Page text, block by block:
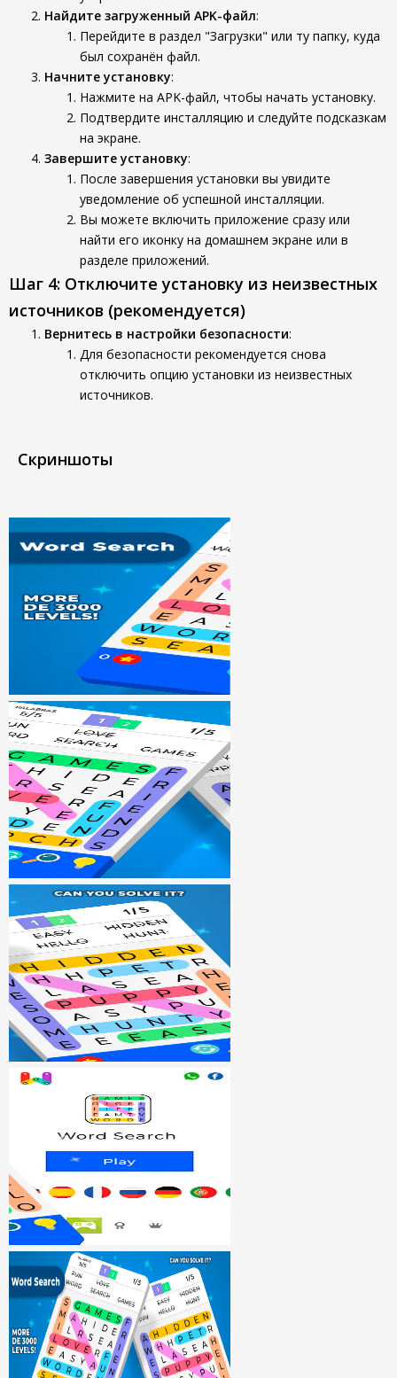
Найдите загруженный APK-файл:
Перейдите в раздел "Загрузки" или ту папку, куда
был сохранён файл.
Начните установку:
Нажмите на APK-файл, чтобы начать установку.
Подтвердите инсталляцию и следуйте подсказкам
на экране.
Завершите установку:
После завершения установки вы увидите
уведомление об успешной инсталляции.
Вы можете включить приложение сразу или
найти его иконку на домашнем экране или в
разделе приложений.
Шаг 4: Отключите установку из неизвестных
источников (рекомендуется)
Вернитесь в настройки безопасности:
Для безопасности рекомендуется снова
отключить опцию установки из неизвестных
источников.
Скриншоты